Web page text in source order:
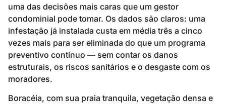
uma das decisões mais caras que um gestor
condominial pode tomar. Os dados são claros: uma
infestação já instalada custa em média três a cinco
vezes mais para ser eliminada do que um programa
preventivo contínuo — sem contar os danos
estruturais, os riscos sanitários e o desgaste com os
moradores.
Boracéia, com sua praia tranquila, vegetação densa e